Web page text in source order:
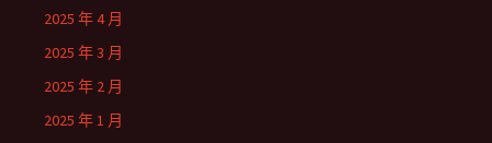
2025 年 4 月
2025 年 3 月
2025 年 2 月
2025 年 1 月